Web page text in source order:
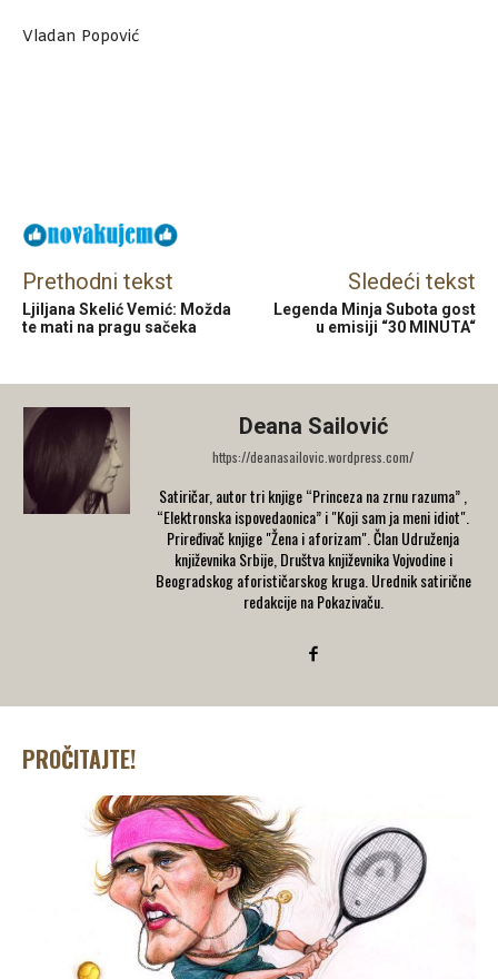
Vladan Popović
Prethodni tekst
Ljiljana Skelić Vemić: Možda
te mati na pragu sačeka
Sledeći tekst
Legenda Minja Subota gost
u emisiji “30 MINUTA“
Deana Sailović
https://deanasailovic.wordpress.com/
Satiričar, autor tri knjige “Princeza na zrnu razuma” ,
“Elektronska ispovedaonica” i "Koji sam ja meni idiot".
Priređivač knjige "Žena i aforizam". Član Udruženja
književnika Srbije, Društva književnika Vojvodine i
Beogradskog aforističarskog kruga. Urednik satirične
redakcije na Pokazivaču.
PROČITAJTE!